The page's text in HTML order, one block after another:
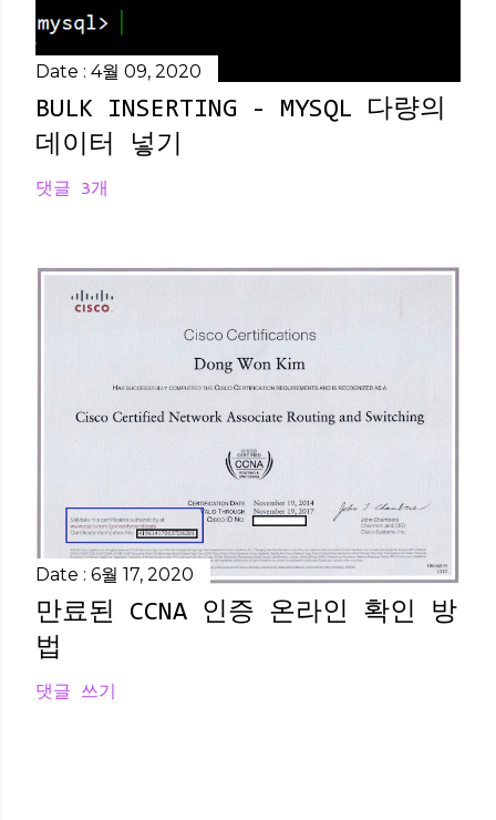
Date : 4월 09, 2020
BULK INSERTING - MYSQL 다량의
데이터 넣기
댓글 3개
Date : 6월 17, 2020
만료된 CCNA 인증 온라인 확인 방
법
댓글 쓰기